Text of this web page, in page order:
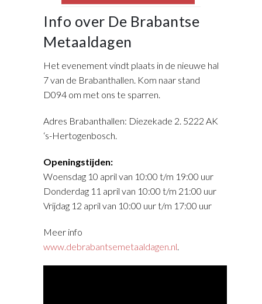
Info over De Brabantse
Metaaldagen
Het evenement vindt plaats in de nieuwe hal
7 van de Brabanthallen. Kom naar stand
D094 om met ons te sparren.
Adres Brabanthallen: Diezekade 2. 5222 AK
‘s-Hertogenbosch.
Openingstijden:
Woensdag 10 april van 10:00 t/m 19:00 uur
Donderdag 11 april van 10:00 t/m 21:00 uur
Vrijdag 12 april van 10:00 uur t/m 17:00 uur
Meer info
www.debrabantsemetaaldagen.nl.